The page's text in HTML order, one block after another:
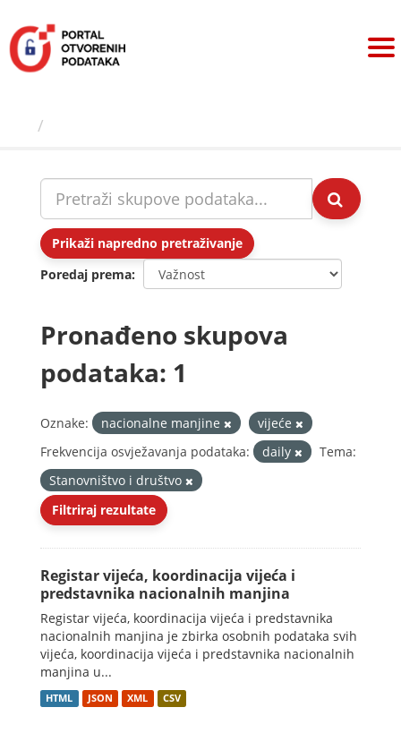
sadržaj
Prikaži napredno pretraživanje
Poredaj prema
Pronađeno skupova
podataka: 1
Oznake: nacionalne manjine
vijeće
Frekvencija osvježavanja podataka:
daily
Tema:
Stanovništvo i društvo
Filtriraj rezultate
Registar vijeća, koordinacija vijeća i
predstavnika nacionalnih manjina
Registar vijeća, koordinacija vijeća i predstavnika
nacionalnih manjina je zbirka osobnih podataka svih
vijeća, koordinacija vijeća i predstavnika nacionalnih
manjina u...
HTML JSON XML CSV